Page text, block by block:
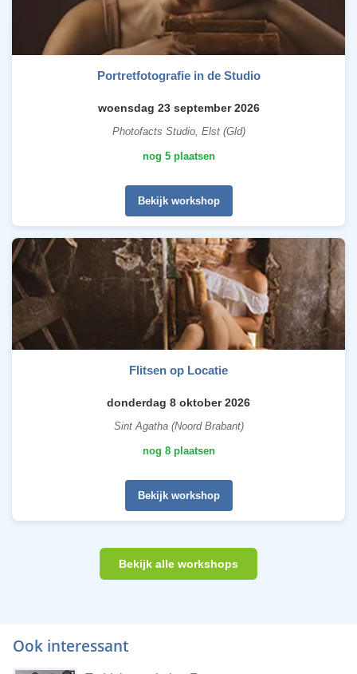
Portretfotografie in de Studio
woensdag 23 september 2026
Photofacts Studio, Elst (Gld)
nog 5 plaatsen
Bekijk workshop
Flitsen op Locatie
donderdag 8 oktober 2026
Sint Agatha (Noord Brabant)
nog 8 plaatsen
Bekijk workshop
Bekijk alle workshops
Ook interessant